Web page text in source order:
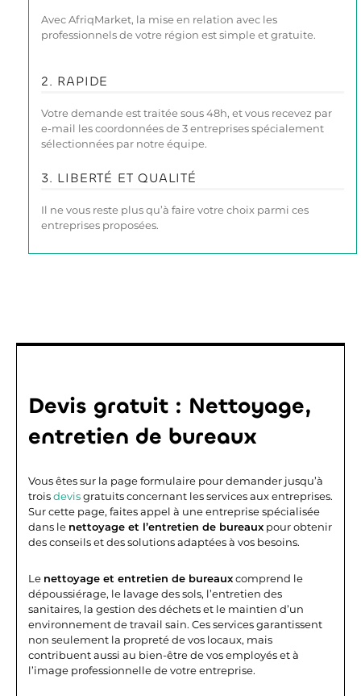
Avec AfriqMarket, la mise en relation avec les
professionnels de votre région est simple et gratuite.
2. RAPIDE
Votre demande est traitée sous 48h, et vous recevez par
e-mail les coordonnées de 3 entreprises spécialement
sélectionnées par notre équipe.
3. LIBERTÉ ET QUALITÉ
Il ne vous reste plus qu’à faire votre choix parmi ces
entreprises proposées.
Devis gratuit : Nettoyage,
entretien de bureaux
Vous êtes sur la page formulaire pour demander jusqu’à
troisdevisgratuits concernant les services aux entreprises.
Sur cette page, faites appel à une entreprise spécialisée
dans le nettoyage et l’entretien de bureaux pour obtenir
des conseils et des solutions adaptées à vos besoins.
Le nettoyage et entretien de bureauxcomprend le
dépoussiérage, le lavage des sols, l’entretien des
sanitaires, la gestion des déchets et le maintien d’un
environnement de travail sain. Ces services garantissent
non seulement la propreté de vos locaux, mais
contribuent aussi au bien-être de vos employés et à
l’image professionnelle de votre entreprise.